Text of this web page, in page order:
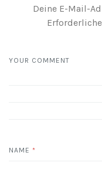
Deine E-Mail-
YOUR COMMENT
NAME *